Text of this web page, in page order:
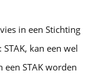
in een Stichting
kan een wel
STAK worden